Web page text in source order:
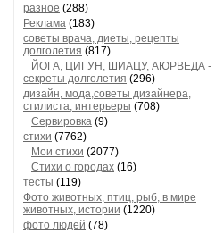
разное (288)
Реклама (183)
советы врача, диеты, рецепты
долголетия (817)
ЙОГА, ЦИГУН, ШИАЦУ, АЮРВЕДА -
секреты долголетия (296)
дизайн, мода,советы дизайнера,
стилиста, интерьеры (708)
Сервировка (9)
стихи (7762)
Мои стихи (2077)
Стихи о городах (16)
тесты (119)
Фото животных, птиц, рыб, в мире
животных, истории (1220)
фото людей (78)